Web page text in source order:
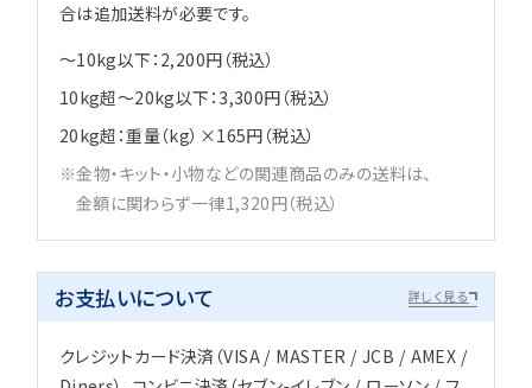
合は追加送料が必要です。
～10kg以下：2,200円（税込）
10kg超～20kg以下：3,300円（税込）
20kg超：重量（kg）×165円（税込）
金物・キット・小物などの関連商品のみの送料は、
金額に関わらず一律1,320円（税込）
お支払いについて 詳しく見る
クレジットカード決済（VISA / MASTER / JCB / AMEX /